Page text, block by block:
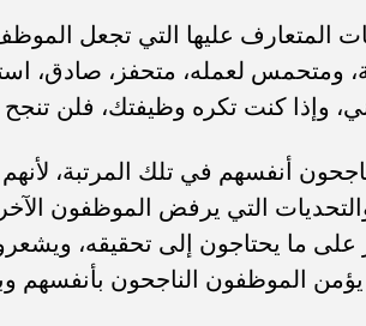
المتعارف عليها التي تجعل
ومتحمس لعمله، متحفز، صادق،
وإذا كنت تكره وظيفتك، فلن تنجح
أنفسهم في تلك المرتبة،
التي يرفض الموظفون
على ما يحتاجون إلى تحقيقه،
الموظفون الناجحون بأنفسهم